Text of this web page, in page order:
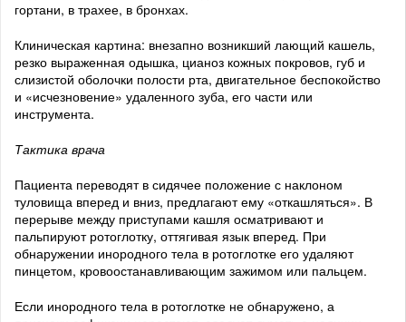
гортани, в трахее, в бронхах.
Клиническая картина: внезапно возникший лающий кашель,
резко выраженная одышка, цианоз кожных покровов, губ и
слизистой оболочки полости рта, двигательное беспокойство
и «исчезновение» удаленного зуба, его части или
инструмента.
Тактика врача
Пациента переводят в сидячее положение с наклоном
туловища вперед и вниз, предлагают ему «откашляться». В
перерыве между приступами кашля осматривают и
пальпируют ротоглотку, оттягивая язык вперед. При
обнаружении инородного тела в ротоглотке его удаляют
пинцетом, кровоостанавливающим зажимом или пальцем.
Если инородного тела в ротоглотке не обнаружено, а